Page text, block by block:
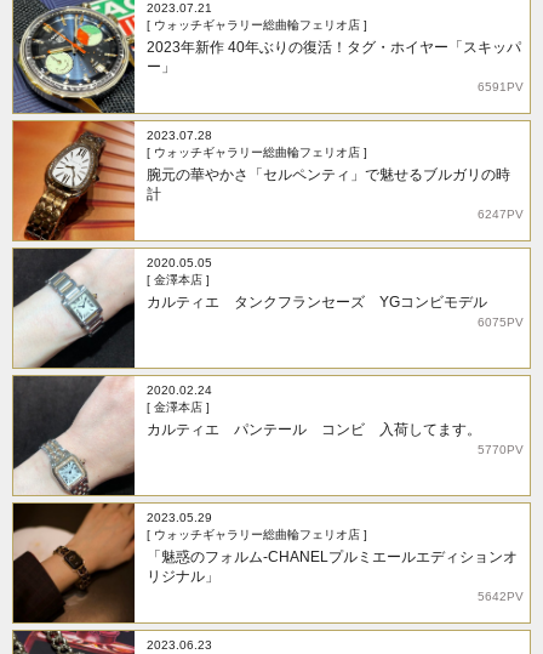
2023.07.21
[ ウォッチギャラリー総曲輪フェリオ店 ]
2023年新作 40年ぶりの復活！タグ・ホイヤー「スキッパ
ー」
6591PV
2023.07.28
[ ウォッチギャラリー総曲輪フェリオ店 ]
腕元の華やかさ「セルペンティ」で魅せるブルガリの時
計
6247PV
2020.05.05
[ 金澤本店 ]
カルティエ タンクフランセーズ YGコンビモデル
6075PV
2020.02.24
[ 金澤本店 ]
カルティエ パンテール コンビ 入荷してます。
5770PV
2023.05.29
[ ウォッチギャラリー総曲輪フェリオ店 ]
「魅惑のフォルム-CHANELプルミエールエディションオ
リジナル」
5642PV
2023.06.23